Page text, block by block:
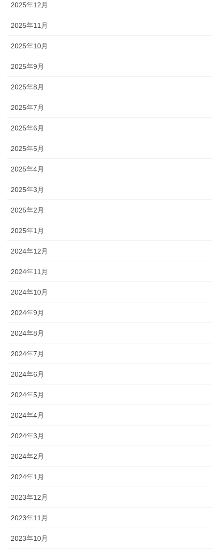
2025年12月
2025年11月
2025年10月
2025年9月
2025年8月
2025年7月
2025年6月
2025年5月
2025年4月
2025年3月
2025年2月
2025年1月
2024年12月
2024年11月
2024年10月
2024年9月
2024年8月
2024年7月
2024年6月
2024年5月
2024年4月
2024年3月
2024年2月
2024年1月
2023年12月
2023年11月
2023年10月